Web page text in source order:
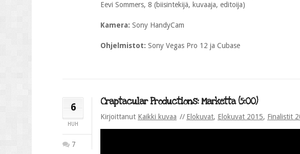
Eevi Sommers, 8 (biisintekijä, kuvaaja, editoija)
Kamera: Sony HandyCam
Ohjelmistot: Sony Vegas Pro 12 ja Cubase
6
HUH
7
Craptacular Productions: Marketta (5:00)
Kirjoittanut Kaikki kuvaa Elokuvat, Elokuvat 2015, Finalistit